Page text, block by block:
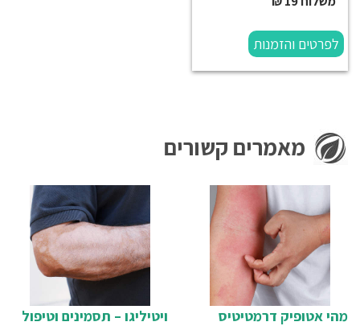
לפרטים והזמנות
מאמרים קשורים
מהי אטופיק דרמטיטיס
ויטיליגו – תסמינים וטיפול